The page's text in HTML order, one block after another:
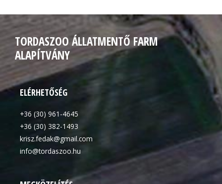
TORDASZOO ÁLLATMENTŐ FARM
ALAPÍTVÁNY
ELÉRHETŐSÉG
+36 (30) 961-4645
+36 (30) 382-1493
krisz.fedak@gmail.com
info@tordaszoo.hu